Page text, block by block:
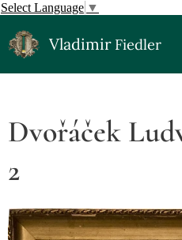
Select Language ▼
Vladimir Fiedler
Dvořáček
2